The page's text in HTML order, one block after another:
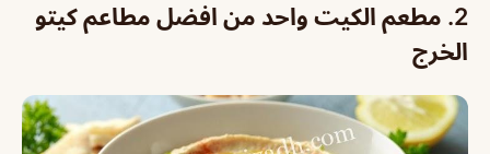
2. مطعم الكيت واحد من افضل مطاعم كيتو
الخرج